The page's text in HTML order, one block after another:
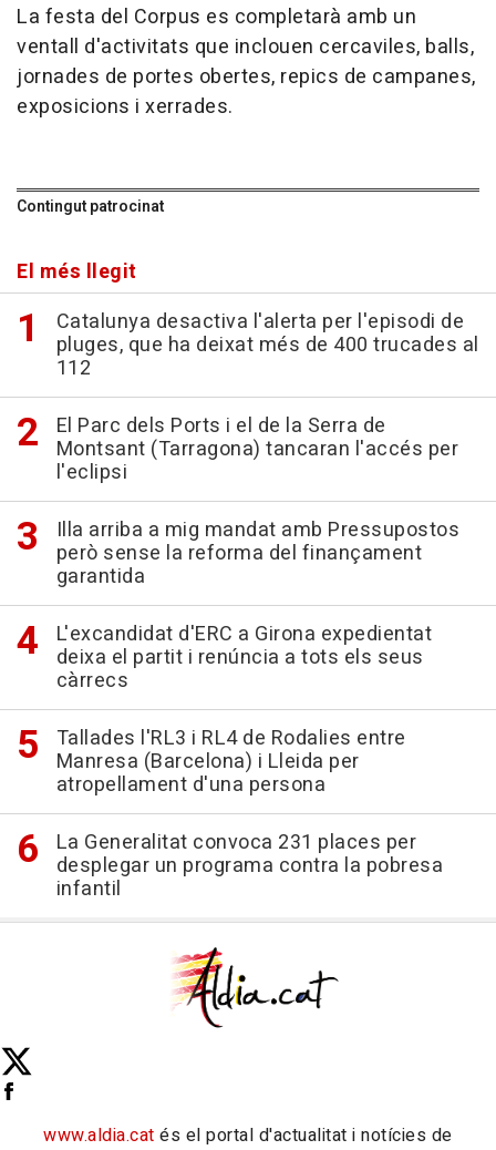
La festa del Corpus es completarà amb un
ventall d'activitats que inclouen cercaviles, balls,
jornades de portes obertes, repics de campanes,
exposicions i xerrades.
Contingut patrocinat
El més llegit
Catalunya desactiva l'alerta per l'episodi de
pluges, que ha deixat més de 400 trucades al
112
El Parc dels Ports i el de la Serra de
Montsant (Tarragona) tancaran l'accés per
l'eclipsi
Illa arriba a mig mandat amb Pressupostos
però sense la reforma del finançament
garantida
L'excandidat d'ERC a Girona expedientat
deixa el partit i renúncia a tots els seus
càrrecs
Tallades l'RL3 i RL4 de Rodalies entre
Manresa (Barcelona) i Lleida per
atropellament d'una persona
La Generalitat convoca 231 places per
desplegar un programa contra la pobresa
infantil
www.aldia.cat és el portal d'actualitat i notícies de